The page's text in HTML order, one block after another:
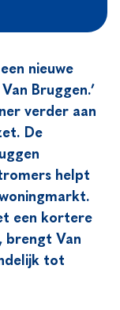
nieuwe
Bruggen.’
verder aan
De
helpt
een kortere
brengt Van
tot